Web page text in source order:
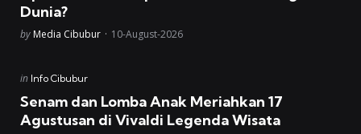
Dunia?
Posted
by Media Cibubur 10-August-2026
Posted
in Info Cibubur
Senam dan Lomba Anak Meriahkan 17
Agustusan di Vivaldi Legenda Wisata